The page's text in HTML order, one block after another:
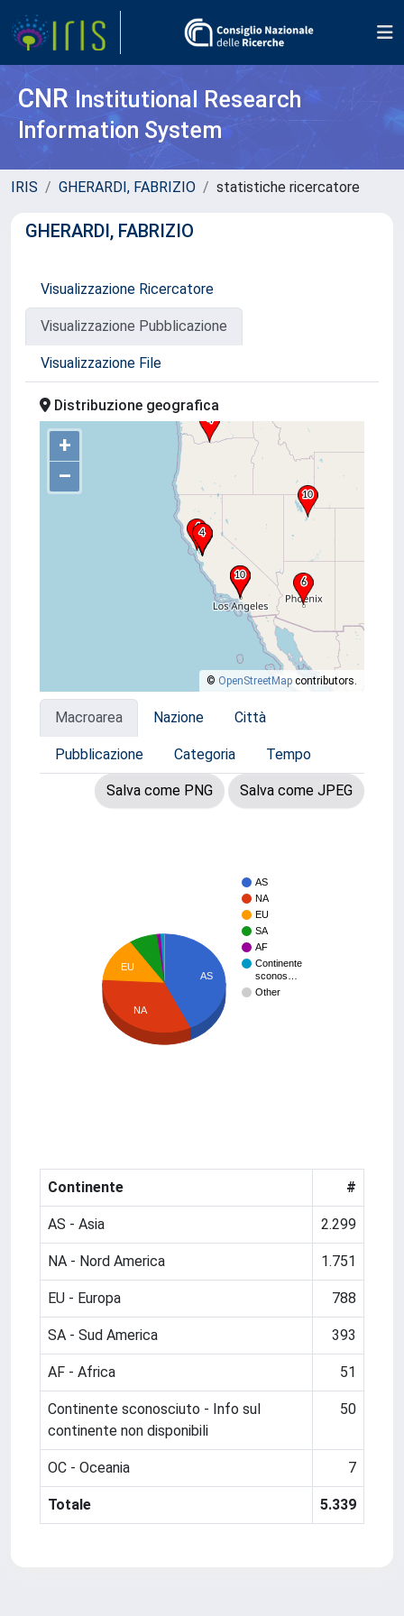
CNR Institutional Research
Information System
IRIS GHERARDI, FABRIZIO statistiche ricercatore
GHERARDI, FABRIZIO
Visualizzazione Ricercatore
Visualizzazione Pubblicazione
Visualizzazione File
Distribuzione geografica
+
–
© OpenStreetMap contributors.
Macroarea Nazione Città
Pubblicazione Categoria Tempo
Salva come PNG Salva come JPEG
AS
NA
EU
SA
AF
Continente
sconos…
Other
AS
EU
NA
Continente #
AS - Asia 2.299
NA - Nord America 1.751
EU - Europa 788
SA - Sud America 393
AF - Africa 51
Continente sconosciuto - Info sul
continente non disponibili
50
OC - Oceania 7
Totale 5.339